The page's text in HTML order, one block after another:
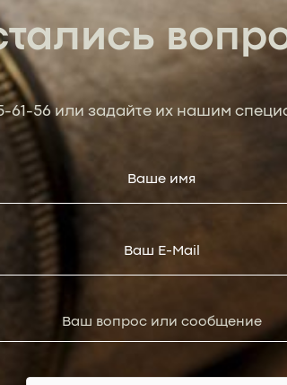
61-56или задайте их нашим